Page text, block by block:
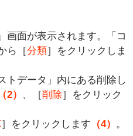
画面が表示されます。「コ
ら［分類］をクリックしま
トデータ」内にある削除し
（2） 、［削除］をクリック
］をクリックします （4） 。